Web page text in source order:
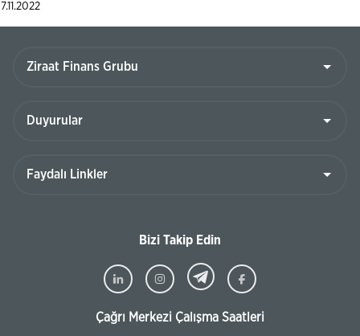
7.11.2022
Bizi Takip Edin
Çağrı Merkezi Çalışma Saatleri